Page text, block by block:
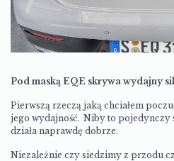
Pod maską EQE skrywa wydajny
Pierwszą rzeczą jaką chciałem
jego wydajność. Niby to pojedynczy
działa naprawdę dobrze.
Niezależnie czy siedzimy z przodu